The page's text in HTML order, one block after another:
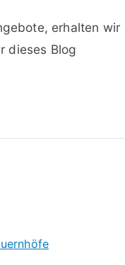
erhalten wir
dieses Blog